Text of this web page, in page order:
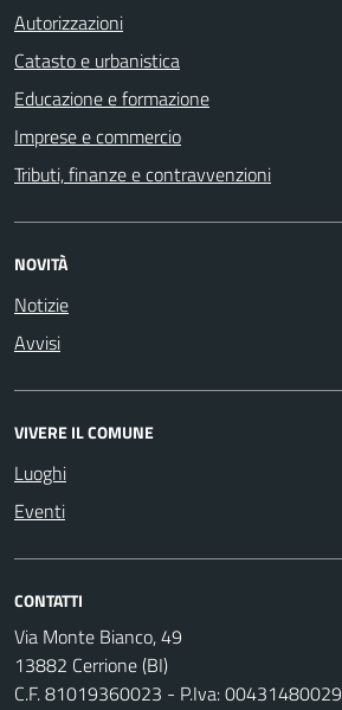
Autorizzazioni
Catasto e urbanistica
Educazione e formazione
Imprese e commercio
Tributi, finanze e contravvenzioni
NOVITÀ
Notizie
Avvisi
VIVERE IL COMUNE
Luoghi
Eventi
CONTATTI
Via Monte Bianco, 49
13882 Cerrione (BI)
C.F. 81019360023 - P.Iva: 00431480029